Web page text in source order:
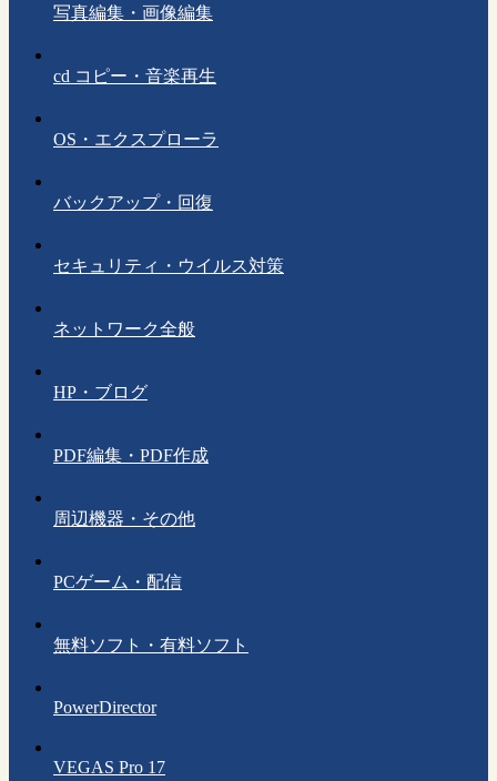
写真編集・画像編集
cd コピー・音楽再生
OS・エクスプローラ
バックアップ・回復
セキュリティ・ウイルス対策
ネットワーク全般
HP・ブログ
PDF編集・PDF作成
周辺機器・その他
PCゲーム・配信
無料ソフト・有料ソフト
PowerDirector
VEGAS Pro 17